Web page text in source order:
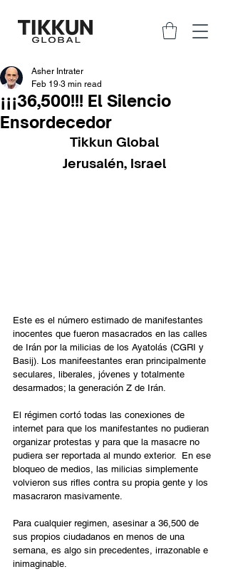
¡¡¡36,500!!! El Silencio
Ensordecedor
Asher Intrater
Feb 19 3 min read
Tikkun Global
Jerusalén, Israel
Este es el número estimado de manifestantes
inocentes que fueron masacrados en las calles
de Irán por la milicias de los Ayatolás (CGRI y
Basij). Los manifeestantes eran principalmente
seculares, liberales, jóvenes y totalmente
desarmados; la generación Z de Irán.
El régimen cortó todas las conexiones de
internet para que los manifestantes no pudieran
organizar protestas y para que la masacre no
pudiera ser reportada al mundo exterior.  En ese
bloqueo de medios, las milicias simplemente
volvieron sus rifles contra su propia gente y los
masacraron masivamente.
Para cualquier regimen, asesinar a 36,500 de
sus propios ciudadanos en menos de una
semana, es algo sin precedentes, irrazonable e
inimaginable.